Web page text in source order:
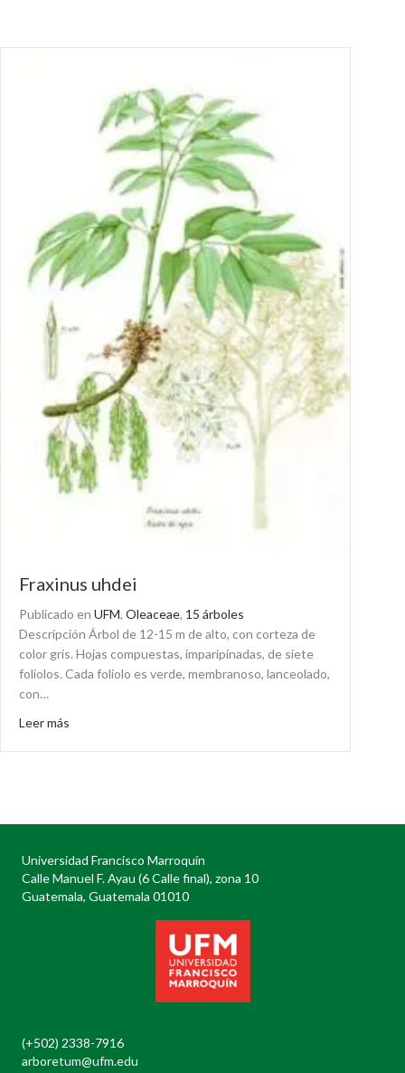
Fraxinus uhdei
Publicado en UFM, Oleaceae, 15 árboles
Descripción Árbol de 12-15 m de alto, con corteza de
color gris. Hojas compuestas, imparipinadas, de siete
foliolos. Cada foliolo es verde, membranoso, lanceolado,
con…
Leer más
Universidad Francisco Marroquín
Calle Manuel F. Ayau (6 Calle final), zona 10
Guatemala, Guatemala 01010
(+502) 2338-7916
arboretum@ufm.edu